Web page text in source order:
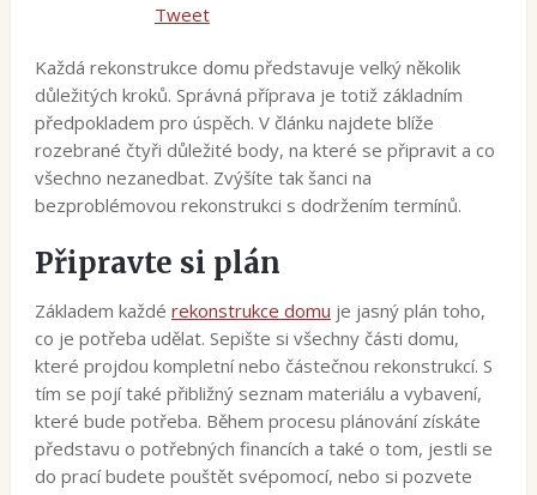
Tweet
Každá rekonstrukce domu představuje velký několik
důležitých kroků. Správná příprava je totiž základním
předpokladem pro úspěch. V článku najdete blíže
rozebrané čtyři důležité body, na které se připravit a co
všechno nezanedbat. Zvýšíte tak šanci na
bezproblémovou rekonstrukci s dodržením termínů.
Připravte si plán
Základem každé rekonstrukce domu je jasný plán toho,
co je potřeba udělat. Sepište si všechny části domu,
které projdou kompletní nebo částečnou rekonstrukcí. S
tím se pojí také přibližný seznam materiálu a vybavení,
které bude potřeba. Během procesu plánování získáte
představu o potřebných financích a také o tom, jestli se
do prací budete pouštět svépomocí, nebo si pozvete